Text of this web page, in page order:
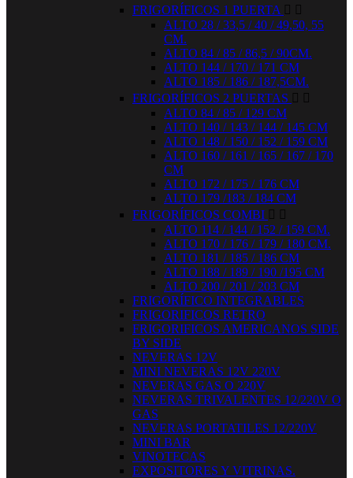
FRIGORÍFICOS 1 PUERTA  
ALTO 28 / 33,5 / 40 / 49,50, 55
CM.
ALTO 84 / 85 / 86,5 / 90CM.
ALTO 144 / 170 / 171 CM
ALTO 185 / 186 / 187,5CM.
FRIGORÍFICOS 2 PUERTAS  
ALTO 84 / 85 / 129 CM
ALTO 140 / 143 / 144 / 145 CM
ALTO 148 / 150 / 152 / 159 CM
ALTO 160 / 161 / 165 / 167 / 170
CM
ALTO 172 / 175 / 176 CM
ALTO 179 /183 / 184 CM
FRIGORÍFICOS COMBI  
ALTO 114 / 144 / 152 / 159 CM.
ALTO 170 / 176 / 179 / 180 CM.
ALTO 181 / 185 / 186 CM
ALTO 188 / 189 / 190 /195 CM
ALTO 200 / 201 / 203 CM
FRIGORÍFICO INTEGRABLES
FRIGORIFICOS RETRO
FRIGORIFICOS AMERICANOS SIDE
BY SIDE
NEVERAS 12V
MINI NEVERAS 12V 220V
NEVERAS GAS O 220V
NEVERAS TRIVALENTES 12/220V O
GAS
NEVERAS PORTATILES 12/220V
MINI BAR
VINOTECAS
EXPOSITORES Y VITRINAS.